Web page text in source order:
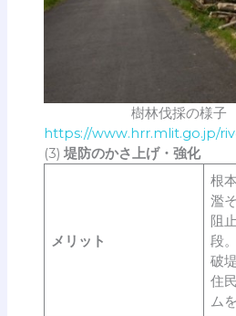
樹林伐採の様子
https://www.hrr.mlit.go.jp/
(3) 堤防のかさ上げ・強化
メリット
根
濫
阻
段。
破
住
ム